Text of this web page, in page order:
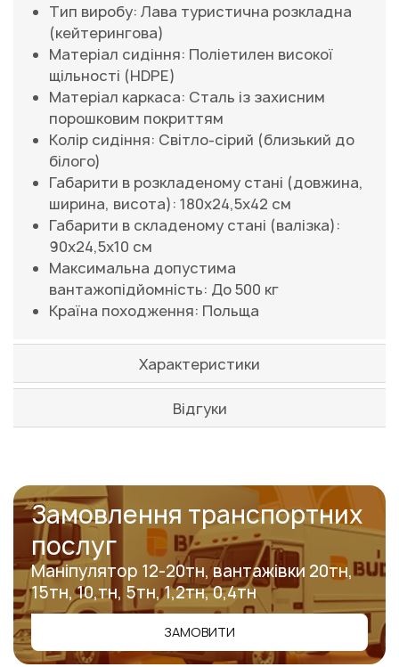
Тип виробу: Лава туристична розкладна
(кейтерингова)
Матеріал сидіння: Поліетилен високої
щільності (HDPE)
Матеріал каркаса: Сталь із захисним
порошковим покриттям
Колір сидіння: Світло-сірий (близький до
білого)
Габарити в розкладеному стані (довжина,
ширина, висота): 180х24,5х42 см
Габарити в складеному стані (валізка):
90х24,5x10 см
Максимальна допустима
вантажопідйомність: До 500 кг
Країна походження: Польща
Характеристики
Відгуки
Замовлення транспортних
послуг
Маніпулятор 12-20тн, вантажівки 20тн,
15тн, 10,тн, 5тн, 1,2тн, 0,4тн
ЗАМОВИТИ